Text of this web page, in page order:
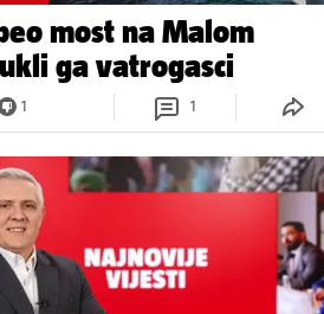
most na Malom
ga vatrogasci
1 1